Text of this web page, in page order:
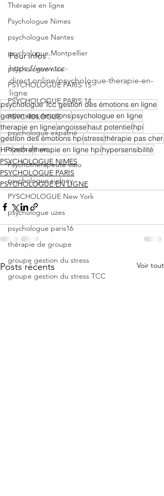
Thérapie en ligne
Psychologue Nimes
psychologue Nantes
psychologue Montpellier
psychologue nice
PSYCHOLOGUE PARIS 15
PSYCHOLOGUE PARIS 14
PSYCHOLOGUE
psychologue expatrié
coach de vie
Psychothérapeute visio
psychologue sydney
PYSCHOLOGUE New York
psychologue uzes
psychologue paris16
thérapie de groupe
groupe gestion du stress
groupe gestion du stress TCC
Pour infos :
https://www.tcc-
direct.online/psychologue-therapie-en-
ligne
psychologue Tcc gestion des émotions en ligne
gestion des émotionspsychologue en ligne
therapie en ligneangoisse haut potentiel hpi
gestion des émotions hpistressthérapie pas cher
HPIzebretherapie en ligne hpi hypersensibilité
PSYCHOLOGUE NIMES
PSYCHOLOGUE PARIS
PSYCHOLOGUE EN LIGNE
Posts récents Voir tout